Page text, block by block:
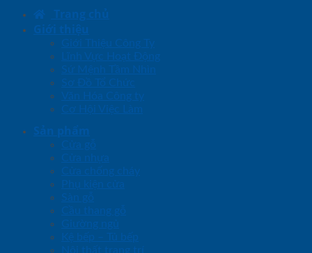
Trang chủ
Giới thiệu
Giới Thiệu Công Ty
Lĩnh Vực Hoạt Động
Sứ Mệnh Tầm Nhìn
Sơ Đồ Tổ Chức
Văn Hóa Công ty
Cơ Hội Việc Làm
Sản phẩm
Cửa gỗ
Cửa nhựa
Cửa chống cháy
Phụ kiện cửa
Sàn gỗ
Cầu thang gỗ
Giường ngủ
Kệ bếp – Tủ bếp
Nội thất trang trí